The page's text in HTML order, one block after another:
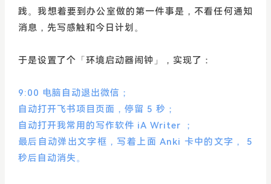
践。我想着要到办公室做的第一件事是，不看任何通知
消息，先写感触和今日计划。
于是设置了个「环境启动器闹钟」，实现了：
9:00 电脑自动退出微信；
自动打开飞书项目页面，停留 5 秒；
自动打开我常用的写作软件 iA Writer ；
最后自动弹出文字框，写着上面 Anki 卡中的文字， 5
秒后自动消失。